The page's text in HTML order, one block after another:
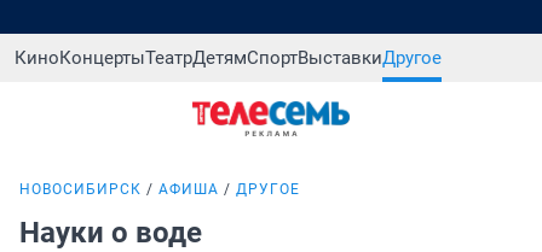
КиноКонцертыТеатрДетямСпортВыставкиДругое
НОВОСИБИРСК АФИША ДРУГОЕ
Науки о воде